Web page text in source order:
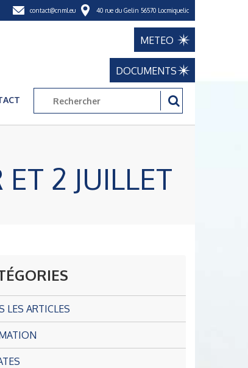
40 rue du Gelin 56570 Locmiquelic
contact@cnml.eu
METEO
DOCUMENTS
2 JUILLET
LES ARTICLES